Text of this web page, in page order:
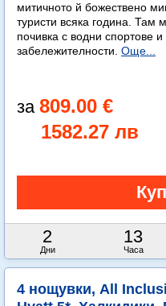
митичното й божествено
туристи всяка година. Там
почивка с водни спортове
забележителности. Още...
809.00 €
1582.27 лв
2
Дни
13
Часа
4 нощувки, All